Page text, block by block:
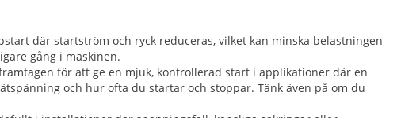
där startström och ryck reduceras, vilket kan minska belastningen
gång i maskinen.
för att ge en mjuk, kontrollerad start i applikationer där en
och hur ofta du startar och stoppar. Tänk även på om du